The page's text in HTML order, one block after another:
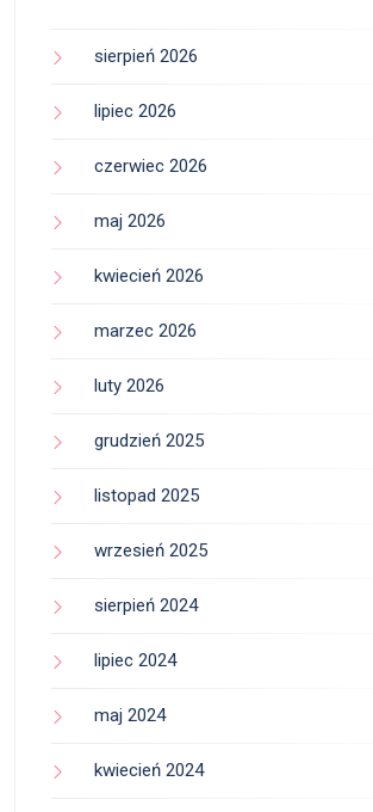
sierpień 2026
lipiec 2026
czerwiec 2026
maj 2026
kwiecień 2026
marzec 2026
luty 2026
grudzień 2025
listopad 2025
wrzesień 2025
sierpień 2024
lipiec 2024
maj 2024
kwiecień 2024